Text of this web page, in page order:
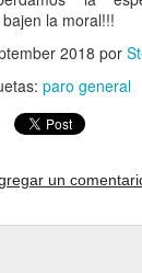
la moral!!!
2018 por
paro general
un